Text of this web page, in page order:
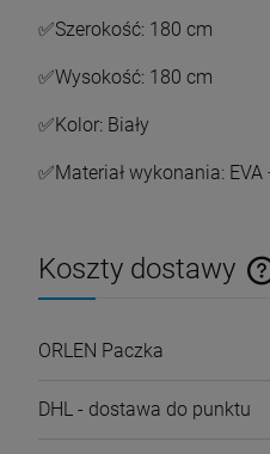
✅Szerokość: 180 cm
✅Wysokość: 180 cm
✅Kolor: Biały
✅Materiał wykonania: EVA
Koszty dostawy
Cena nie zawiera
ORLEN Paczka
DHL - dostawa do punktu